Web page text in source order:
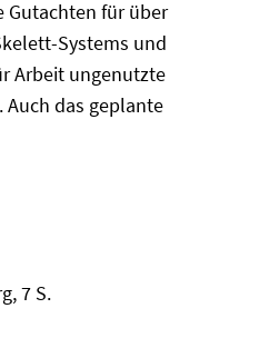
Gutachten für über
Systems und
Arbeit ungenutzte
das geplante
7 S.